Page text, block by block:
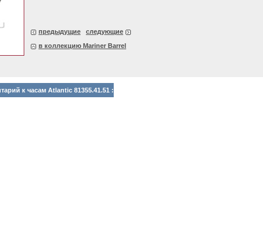
предыдущие
следующие
в коллекцию Mariner Barrel
к часам Atlantic 81355.41.51 :